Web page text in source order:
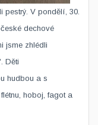
pestrý. V pondělí, 30.
dechové
jsme zhlédli
Děti
hudbou a s
hoboj, fagot a